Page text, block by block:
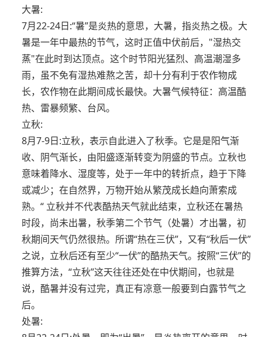
大暑:
7月22-24日:“暑”是炎热的意思，大暑，指炎热之极。大
暑是一年中最热的节气，这时正值中伏前后，"湿热交
蒸"在此时到达顶点。这个时节阳光猛烈、高温潮湿多
雨，虽不免有湿热难熬之苦，却十分有利于农作物成
长，农作物在此期间成长最快。大暑气候特征：高温酷
热、雷暴频繁、台风。
立秋:
8月7-9日:立秋，表示自此进入了秋季。它是是阳气渐
收、阴气渐长，由阳盛逐渐转变为阴盛的节点。立秋也
意味着降水、湿度等，处于一年中的转折点，趋于下降
或减少；在自然界，万物开始从繁茂成长趋向萧索成
熟。“ 立秋并不代表酷热天气就此结束，立秋还在暑热
时段，尚未出暑，秋季第二个节气（处暑）才出暑，初
秋期间天气仍然很热。所谓“热在三伏”，又有“秋后一伏”
之说，立秋后还有至少“一伏”的酷热天气。按照“三伏”的
推算方法，“立秋”这天往往还处在中伏期间，也就是
说，酷暑并没有过完，真正有凉意一般要到白露节气之
后。
处暑: